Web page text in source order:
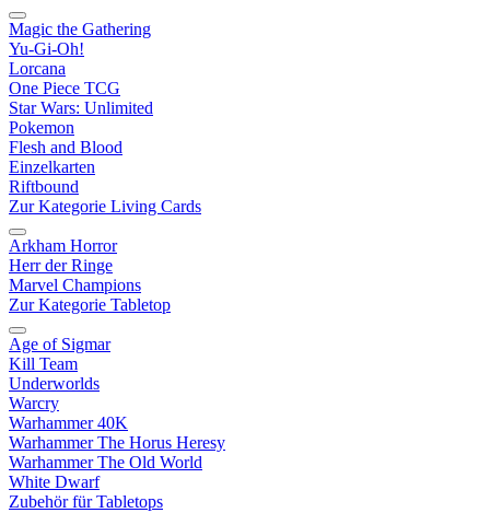
Magic the Gathering
Yu-Gi-Oh!
Lorcana
One Piece TCG
Star Wars: Unlimited
Pokemon
Flesh and Blood
Einzelkarten
Riftbound
Zur Kategorie Living Cards
Arkham Horror
Herr der Ringe
Marvel Champions
Zur Kategorie Tabletop
Age of Sigmar
Kill Team
Underworlds
Warcry
Warhammer 40K
Warhammer The Horus Heresy
Warhammer The Old World
White Dwarf
Zubehör für Tabletops